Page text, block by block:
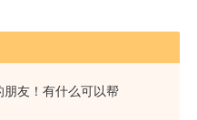
朋友！有什么可以帮
严重不足时将自动关机